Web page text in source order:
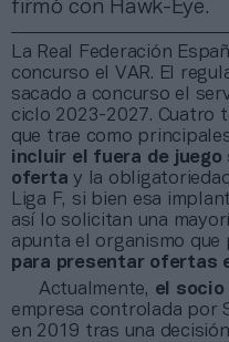
firmó con Hawk-Eye.
La Real Federación
concurso el VAR. El
sacado a concurso el
ciclo 2023-2027. Cuatro
que trae como
incluir el fuera de
oferta y la
Liga F, si bien esa
así lo solicitan una
apunta el organismo que
para presentar ofertas
Actualmente, el socio
empresa controlada por
en 2019 tras una